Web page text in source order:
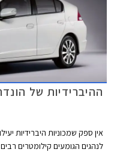
ההיברידיות של
אין ספק שמכוניות היברידיות
לנהגים הגומעים קילומטרים